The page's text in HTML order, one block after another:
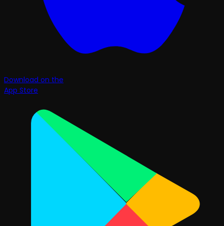
Download on the
App Store